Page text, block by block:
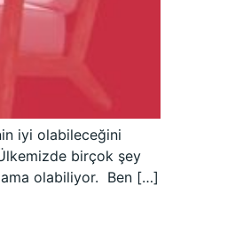
iyi olabileceğini
birçok şey
olabiliyor. Ben […]